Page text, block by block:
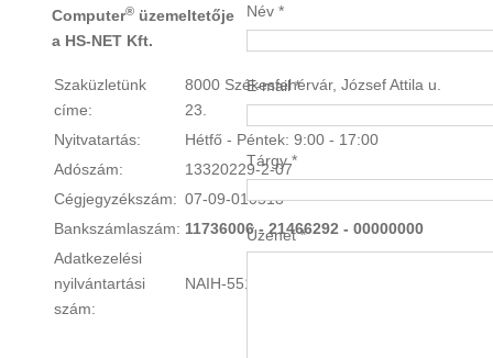
Computer®üzemeltetője
a HS-NET Kft.
Szaküzletünk
címe:
8000 Székesfehérvár, József Attila u.
23.
Nyitvatartás:
Hétfő - Péntek: 9:00 - 17:00
Adószám:
13320229-2-07
Cégjegyzékszám: 07-09-010518
Bankszámlaszám: 11736006 - 21466292 - 00000000
Adatkezelési
nyilvántartási
szám:
NAIH-55177/2013.
Név *
E-mail*
Tárgy*
Üzenet*